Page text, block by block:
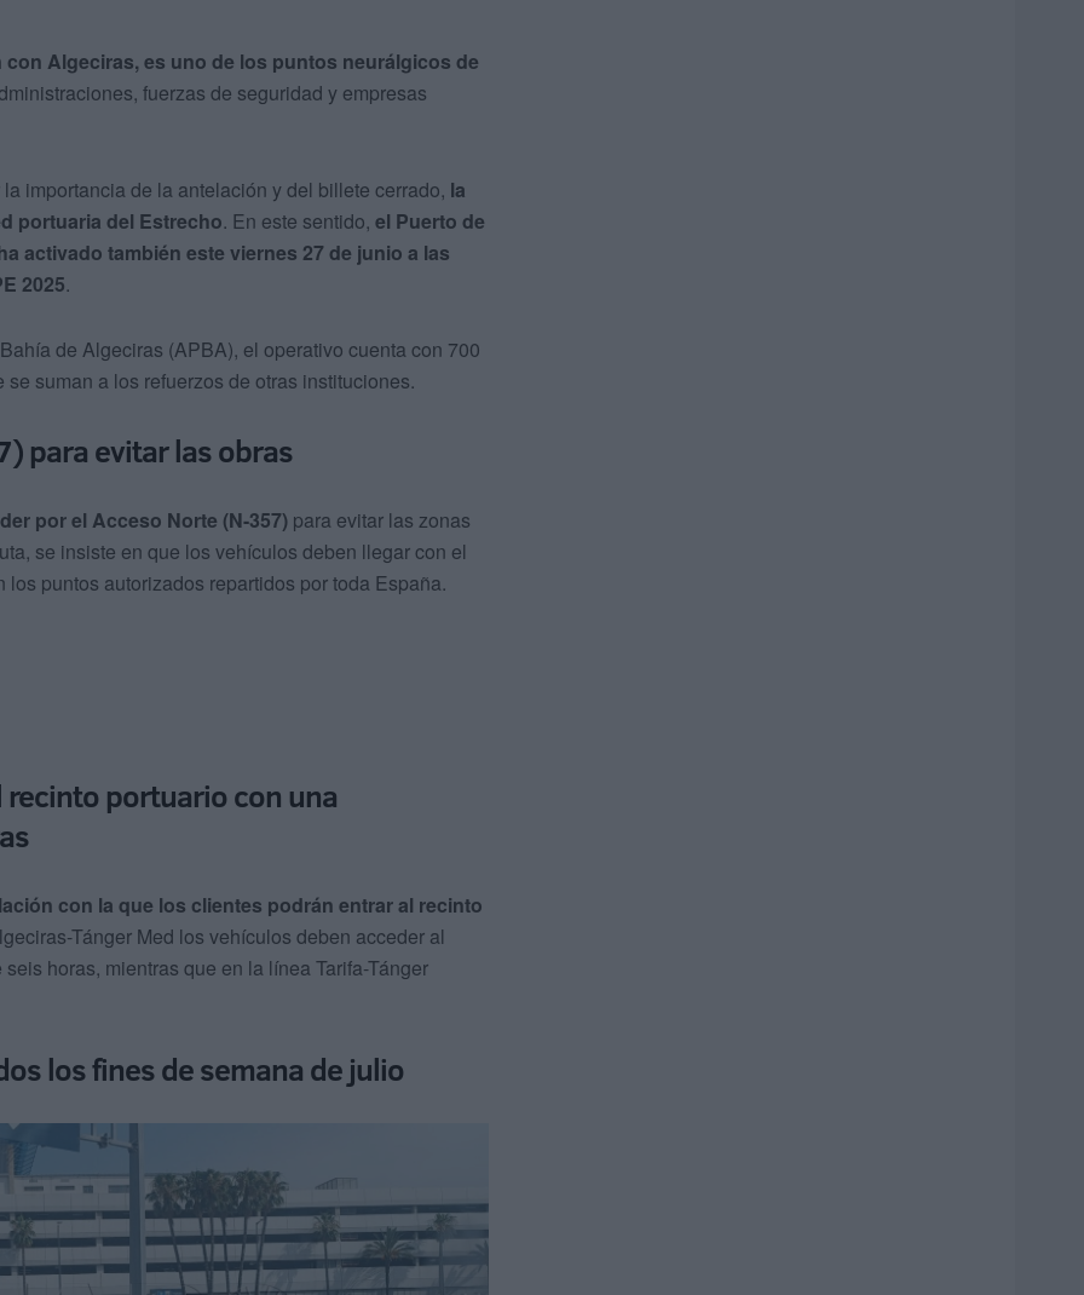
Algeciras, es uno de los puntos neurálgicos de
fuerzas de seguridad y empresas
importancia de la antelación y del billete cerrado, la
portuaria del Estrecho. En este sentido, el Puerto de
activado también este viernes 27 de junio a las
2025.
de Algeciras (APBA), el operativo cuenta con 700
suman a los refuerzos de otras instituciones.
para evitar las obras
por el Acceso Norte (N-357) para evitar las zonas
se insiste en que los vehículos deben llegar con el
puntos autorizados repartidos por toda España.
portuario con una
con la que los clientes podrán entrar al recinto
Tánger Med los vehículos deben acceder al
horas, mientras que en la línea Tarifa-Tánger
los fines de semana de julio